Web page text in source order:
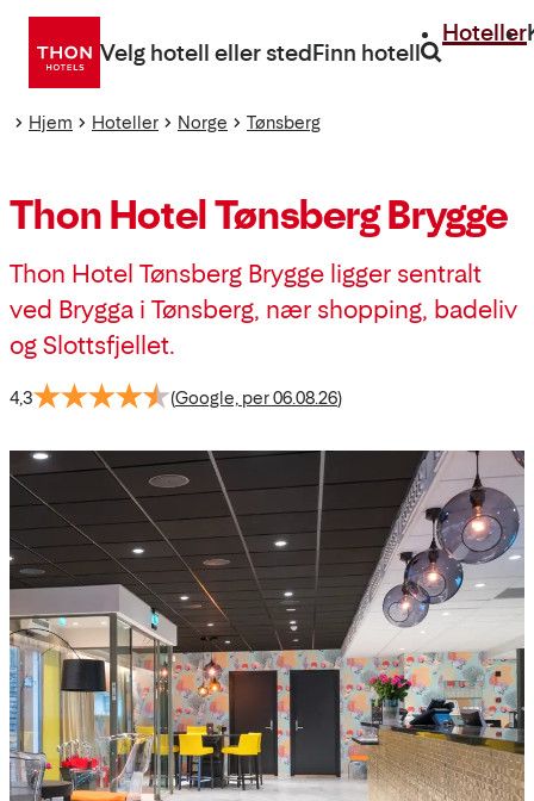
Gå
direkte
Velg hotell eller stedFinn hotell
Hoteller
Hjem Hoteller Norge Tønsberg
Thon Hotel Tønsberg Brygge
Thon Hotel Tønsberg Brygge ligger sentralt
ved Brygga i Tønsberg, nær shopping, badeliv
og Slottsfjellet.
4,3 (Google, per 06.08.26)